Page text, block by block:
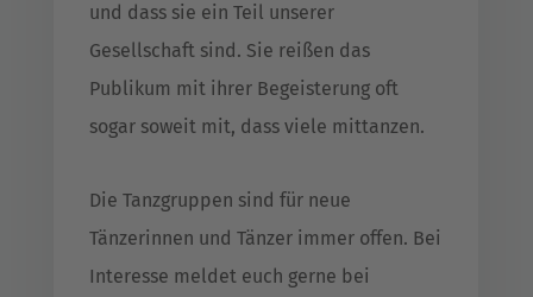
und dass sie ein Teil unserer
Gesellschaft sind. Sie reißen das
Publikum mit ihrer Begeisterung oft
sogar soweit mit, dass viele mittanzen.
Die Tanzgruppen sind für neue
Tänzerinnen und Tänzer immer offen. Bei
Interesse meldet euch gerne bei